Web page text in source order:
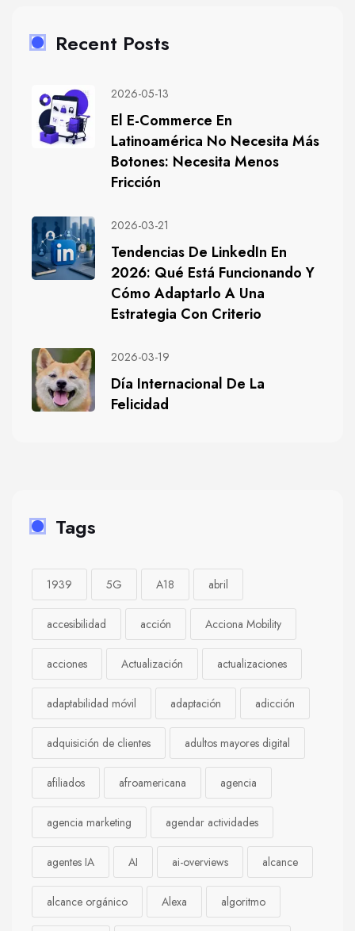
Recent Posts
2026-05-13
El E-Commerce En
Latinoamérica No Necesita Más
Botones: Necesita Menos
Fricción
2026-03-21
Tendencias De LinkedIn En
2026: Qué Está Funcionando Y
Cómo Adaptarlo A Una
Estrategia Con Criterio
2026-03-19
Día Internacional De La
Felicidad
Tags
1939 5G A18 abril
accesibilidad acción Acciona Mobility
acciones Actualización actualizaciones
adaptabilidad móvil adaptación adicción
adquisición de clientes adultos mayores digital
afiliados afroamericana agencia
agencia marketing agendar actividades
agentes IA AI ai-overviews alcance
alcance orgánico Alexa algoritmo